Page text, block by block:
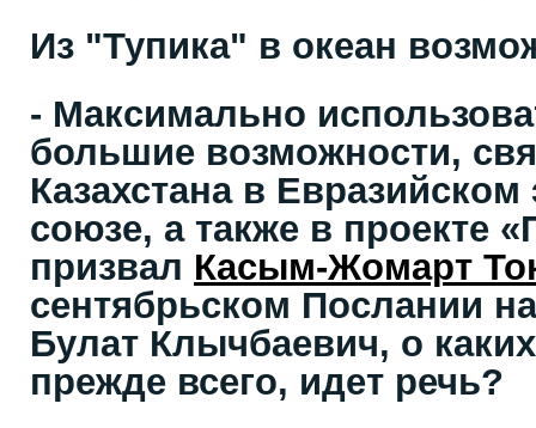
Из "Тупика" в океан
- Максимально
большие возможности,
Казахстана в
союзе, а также в проекте
призвал Касым-Жомарт
сентябрьском Послании
Булат Клычбаевич, о
прежде всего, идет речь?